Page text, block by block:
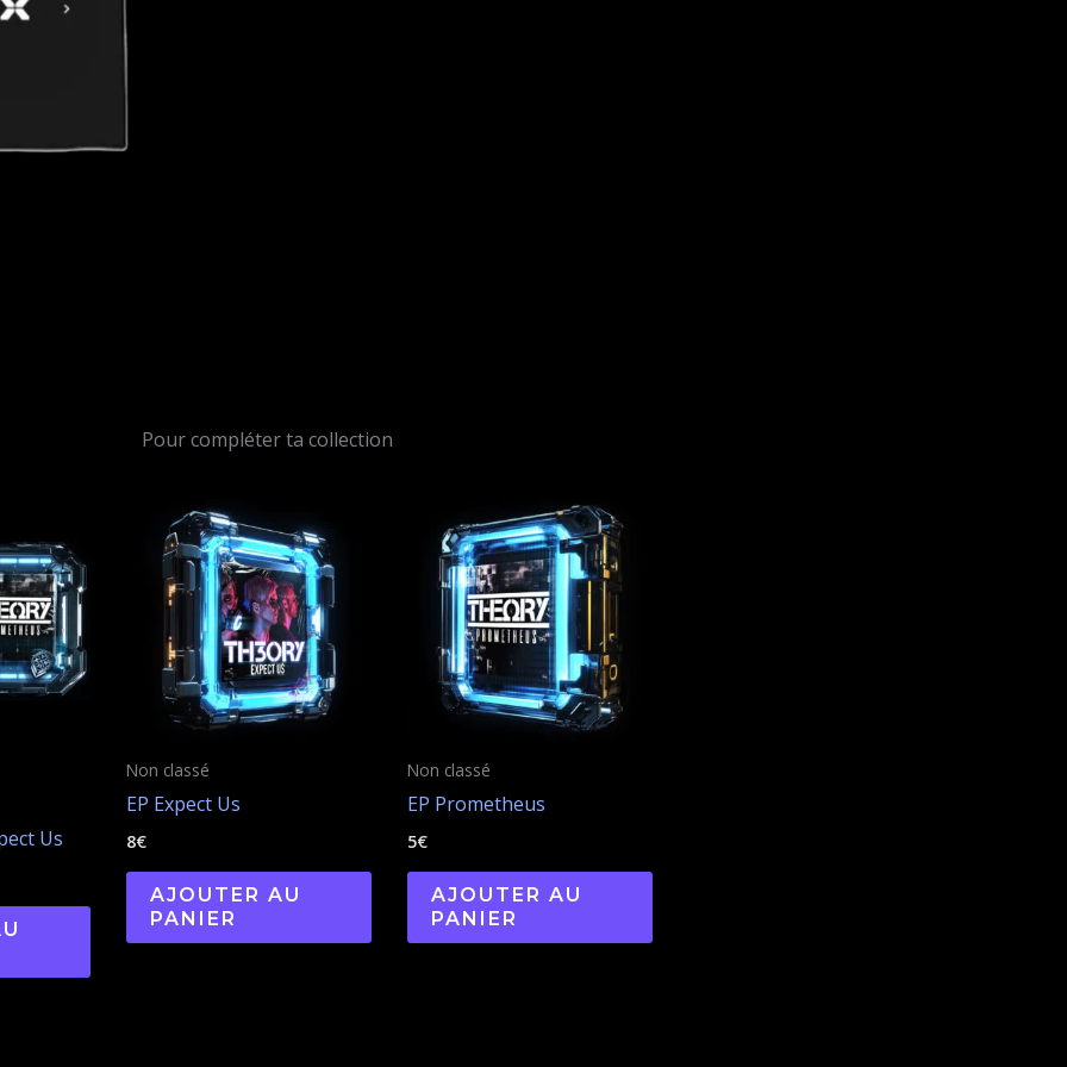
Pour compléter ta collection
Us
Non classé
EP Expect Us
8€
AJOUTER AU
PANIER
Non classé
EP Prometheus
5€
AJOUTER AU
PANIER